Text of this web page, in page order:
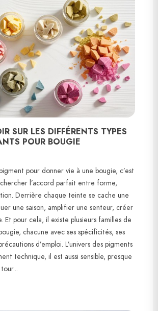
SUR LES DIFFÉRENTS TYPES
POUR BOUGIE
pour donner vie à une bougie, c’est
l’accord parfait entre forme,
Derrière chaque teinte se cache une
une saison, amplifier une senteur, créer
Et pour cela, il existe plusieurs familles de
chacune avec ses spécificités, ses
d’emploi. L’univers des pigments
technique, il est aussi sensible, presque